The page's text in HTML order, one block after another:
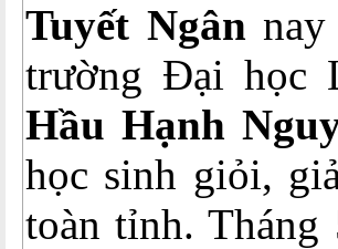
Tuyết Ngân
trường Đại học
Hầu Hạnh
học sinh giỏi,
toàn tỉnh.